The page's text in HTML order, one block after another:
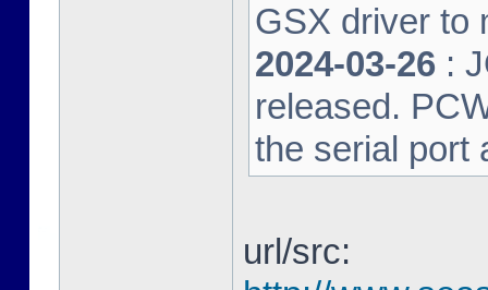
GSX driver to
2024-03-26 :
released.
the serial port
url/src: